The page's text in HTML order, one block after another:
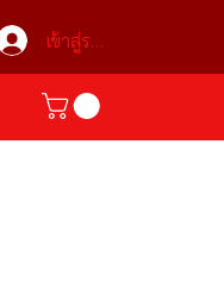
เข้าสู่ระบบ